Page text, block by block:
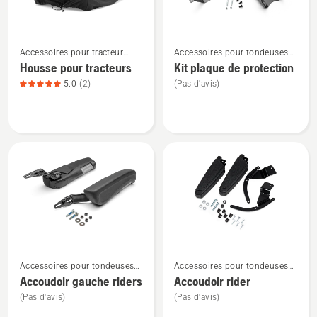
sur
plus
de
détails
note
Accessoires pour tracteur
tondeuse
Housse pour tracteurs
5.0 (2)
plus
de
détails
protection
Accessoires pour tondeuses
autoportées à coupe frontale
Kit plaque de protection
(Pas d'avis)
plus
de
détails
Accessoires pour tondeuses
autoportées à coupe frontale
Accoudoir gauche riders
(Pas d'avis)
plus
de
détails
Accessoires pour tondeuses
autoportées à coupe frontale
Accoudoir rider
(Pas d'avis)